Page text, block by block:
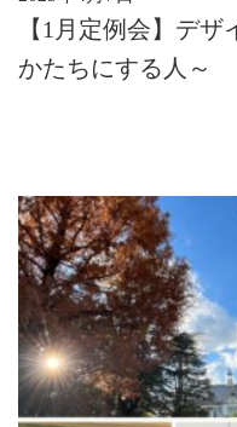
【1月定例会】デ
かたちにする人～